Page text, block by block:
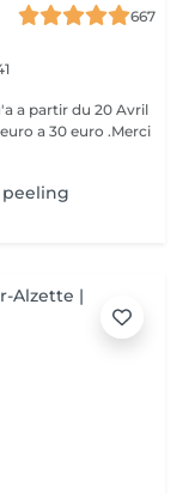
667
a partir du 20 Avril
a 30 euro .Merci
peeling